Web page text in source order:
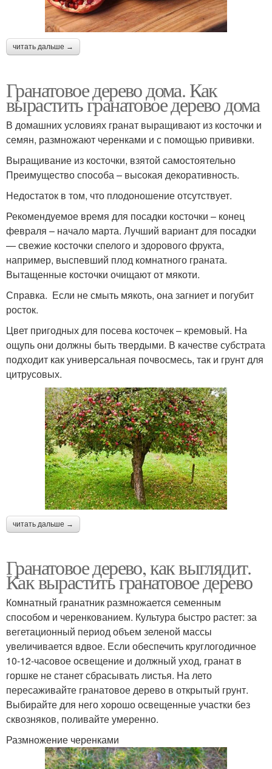
читать дальше →
Гранатовое дерево дома. Как
вырастить гранатовое дерево дома
В домашних условиях гранат выращивают из косточки и
семян, размножают черенками и с помощью прививки.
Выращивание из косточки, взятой самостоятельно
Преимущество способа – высокая декоративность.
Недостаток в том, что плодоношение отсутствует.
Рекомендуемое время для посадки косточки – конец
февраля – начало марта. Лучший вариант для посадки
— свежие косточки спелого и здорового фрукта,
например, выспевший плод комнатного граната.
Вытащенные косточки очищают от мякоти.
Справка. Если не смыть мякоть, она загниет и погубит
росток.
Цвет пригодных для посева косточек – кремовый. На
ощупь они должны быть твердыми. В качестве субстрата
подходит как универсальная почвосмесь, так и грунт для
цитрусовых.
читать дальше →
Гранатовое дерево, как выглядит.
Как вырастить гранатовое дерево
Комнатный гранатник размножается семенным
способом и черенкованием. Культура быстро растет: за
вегетационный период объем зеленой массы
увеличивается вдвое. Если обеспечить круглогодичное
10-12-часовое освещение и должный уход, гранат в
горшке не станет сбрасывать листья. На лето
пересаживайте гранатовое дерево в открытый грунт.
Выбирайте для него хорошо освещенные участки без
сквозняков, поливайте умеренно.
Размножение черенками